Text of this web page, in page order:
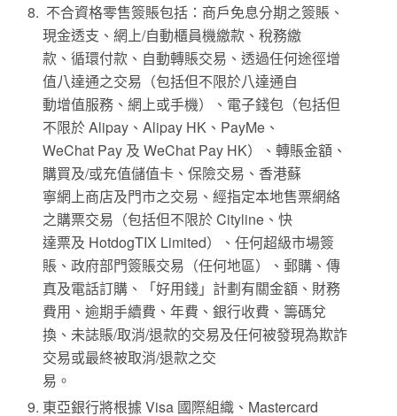
不合資格零售簽賬包括：商戶免息分期之簽賬、
現金透支、網上/自動櫃員機繳款、稅務繳
款、循環付款、自動轉賬交易、透過任何途徑增
值八達通之交易（包括但不限於八達通自
動增值服務、網上或手機）、電子錢包（包括但
不限於 Alipay、Alipay HK、PayMe、
WeChat Pay 及 WeChat Pay HK）、轉賬金額、
購買及/或充值儲值卡、保險交易、香港蘇
寧網上商店及門市之交易、經指定本地售票網絡
之購票交易（包括但不限於 Cityline、快
達票及 HotdogTIX Limited）、任何超級市場簽
賬、政府部門簽賬交易（任何地區）、郵購、傳
真及電話訂購、「好用錢」計劃有關金額、財務
費用、逾期手續費、年費、銀行收費、籌碼兌
換、未誌賬/取消/退款的交易及任何被發現為欺詐
交易或最終被取消/退款之交
易。
東亞銀行將根據 Visa 國際組織、Mastercard